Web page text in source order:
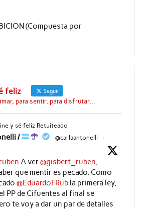
(Compuesta por
feliz Seguir
para sentir, para disfrutar...
y sé feliz Retuiteado
/ @carlaantonelli
·
A ver@gisbert_ruben
que mentir es pecado. Como
@EduardoFRubla primera ley,
PP de Cifuentes al final se
te voy a dar un par de detalles